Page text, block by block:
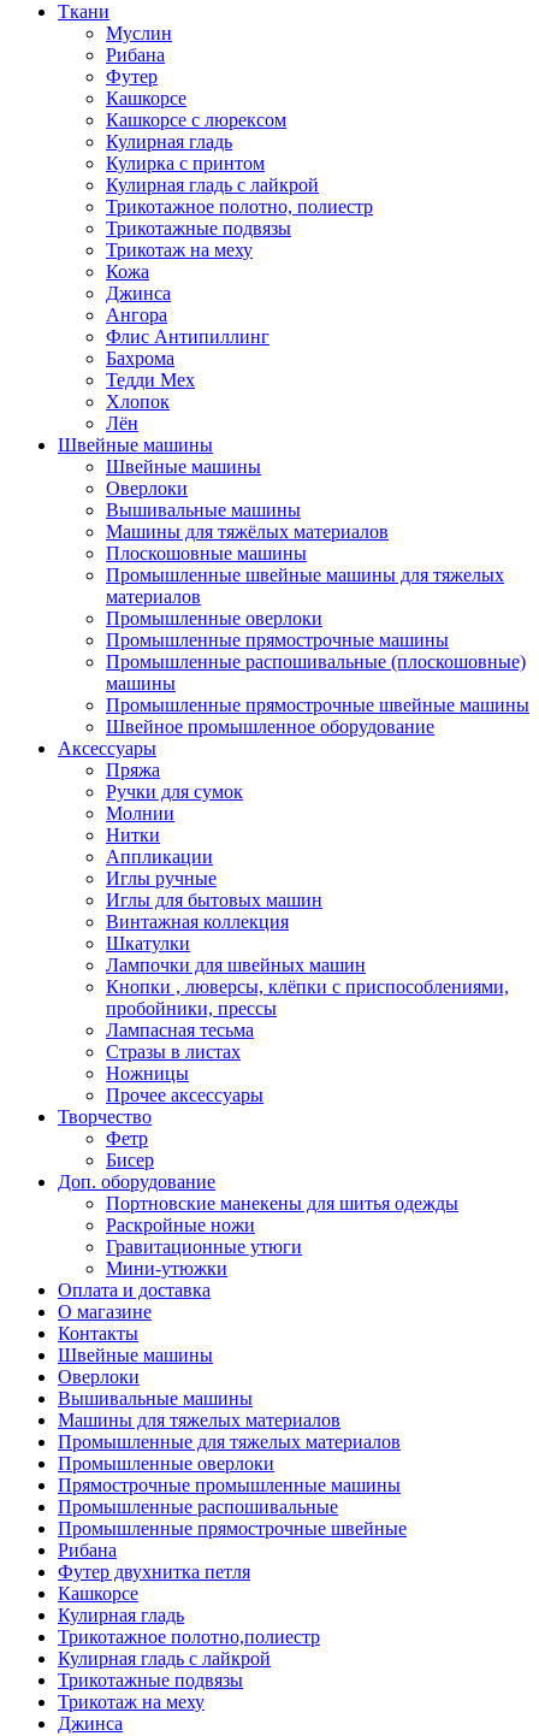
Ткани
Муслин
Рибана
Футер
Кашкорсе
Кашкорсе с люрексом
Кулирная гладь
Кулирка с принтом
Кулирная гладь с лайкрой
Трикотажное полотно, полиестр
Трикотажные подвязы
Трикотаж на меху
Кожа
Джинса
Ангора
Флис Антипиллинг
Бахрома
Тедди Мех
Хлопок
Лён
Швейные машины
Швейные машины
Оверлоки
Вышивальные машины
Машины для тяжёлых материалов
Плоскошовные машины
Промышленные швейные машины для тяжелых
материалов
Промышленные оверлоки
Промышленные прямострочные машины
Промышленные распошивальные (плоскошовные)
машины
Промышленные прямострочные швейные машины
Швейное промышленное оборудование
Аксессуары
Пряжа
Ручки для сумок
Молнии
Нитки
Аппликации
Иглы ручные
Иглы для бытовых машин
Винтажная коллекция
Шкатулки
Лампочки для швейных машин
Кнопки , люверсы, клёпки с приспособлениями,
пробойники, прессы
Лампасная тесьма
Стразы в листах
Ножницы
Прочее аксессуары
Творчество
Фетр
Бисер
Доп. оборудование
Портновские манекены для шитья одежды
Раскройные ножи
Гравитационные утюги
Мини-утюжки
Оплата и доставка
О магазине
Контакты
Швейные машины
Оверлоки
Вышивальные машины
Машины для тяжелых материалов
Промышленные для тяжелых материалов
Промышленные оверлоки
Прямострочные промышленные машины
Промышленные распошивальные
Промышленные прямострочные швейные
Рибана
Футер двухнитка петля
Кашкорсе
Кулирная гладь
Трикотажное полотно,полиестр
Кулирная гладь с лайкрой
Трикотажные подвязы
Трикотаж на меху
Джинса